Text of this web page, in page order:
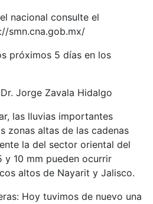
nacional consulte el
smn.cna.gob.mx/
próximos 5 días en los
Jorge Zavala Hidalgo
las lluvias importantes
zonas altas de las cadenas
la del sector oriental del
y 10 mm pueden ocurrir
altos de Nayarit y Jalisco.
Hoy tuvimos de nuevo una